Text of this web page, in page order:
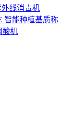
外线消毒机
智能种植基质称
酸机